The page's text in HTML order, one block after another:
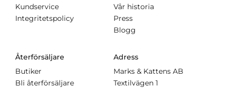
Kundservice
Integritetspolicy
Vår historia
Press
Blogg
Återförsäljare
Butiker
Bli återförsäljare
Adress
Marks & Kattens AB
Textilvägen 1